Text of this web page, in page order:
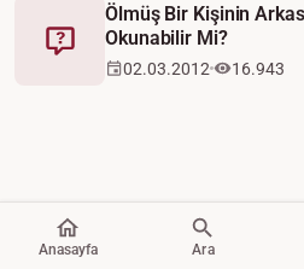
Fetva
Ölmüş Bir Kişinin
Okunabilir Mi?
02.03.2012 16.943
Anasayfa Ara